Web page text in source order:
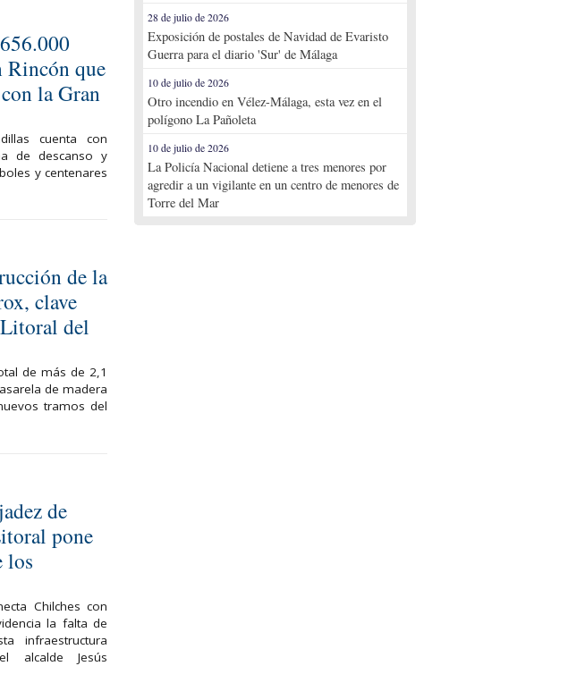
Rincón que
la Gran
cuenta con
de descanso y
y centenares
de la
clave
del
de más de 2,1
de madera
tramos del
de
pone
los
Chilches con
la falta de
infraestructura
alcalde Jesús
28 de julio de 2026
Exposición de postales de Navidad de Evaristo
Guerra para el diario 'Sur' de Málaga
10 de julio de 2026
Otro incendio en Vélez-Málaga, esta vez en el
polígono La Pañoleta
10 de julio de 2026
La Policía Nacional detiene a tres menores por
agredir a un vigilante en un centro de menores de
Torre del Mar